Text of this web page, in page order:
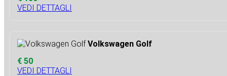
VEDI DETTAGLI
Volkswagen Golf
€ 50
VEDI DETTAGLI